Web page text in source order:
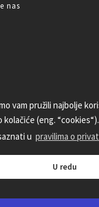
vam pružili najbolje
(eng.
u pravilima o
U redu
nas